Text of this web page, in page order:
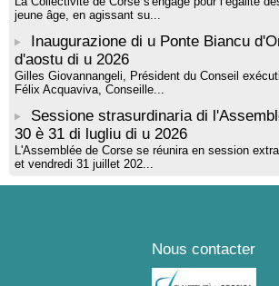
jeune âge, en agissant su...
Inaugurazione di u Ponte Biancu
d'aostu di u 2026
Gilles Giovannangeli, Président du Conseil
Félix Acquaviva, Conseille...
Sessione strasurdinaria di
30 è 31 di lugliu di u 2026
L'Assemblée de Corse se réunira en session
et vendredi 31 juillet 202...
Nous contacter